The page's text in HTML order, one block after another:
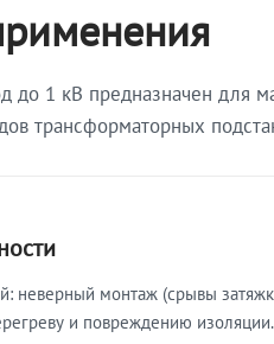
до 1 кВ предназначен для
трансформаторных
неверный монтаж (срывы
и повреждению изоляции.